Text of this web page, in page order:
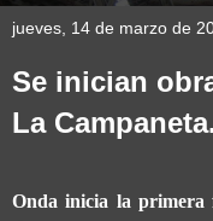
jueves, 14 de marzo de
Se inician
La
Onda inicia la primera